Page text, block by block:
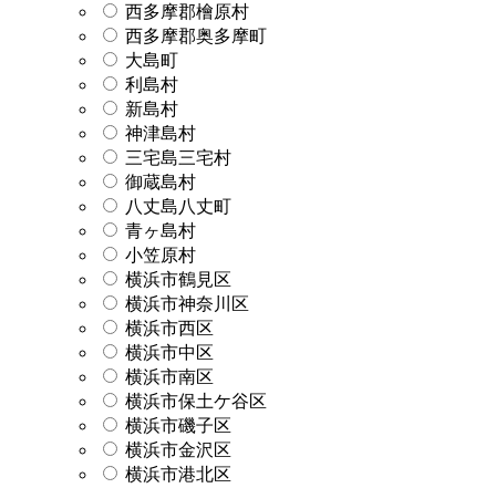
西多摩郡檜原村
西多摩郡奥多摩町
大島町
利島村
新島村
神津島村
三宅島三宅村
御蔵島村
八丈島八丈町
青ヶ島村
小笠原村
横浜市鶴見区
横浜市神奈川区
横浜市西区
横浜市中区
横浜市南区
横浜市保土ケ谷区
横浜市磯子区
横浜市金沢区
横浜市港北区